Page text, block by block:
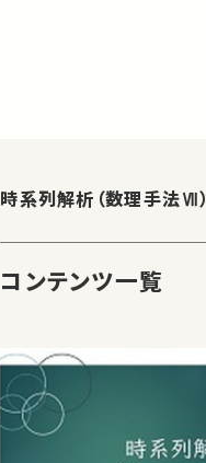
時系列解析（数理手法Ⅶ）
コンテンツ一覧